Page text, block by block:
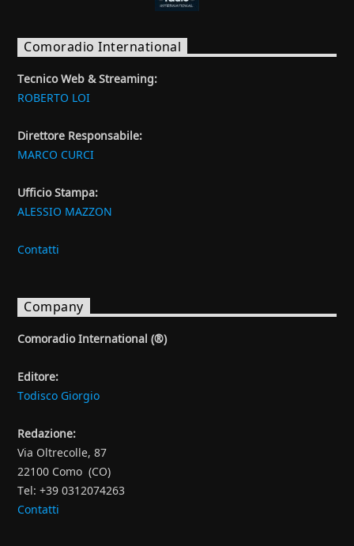
Comoradio International
Tecnico Web & Streaming:
ROBERTO LOI
Direttore Responsabile:
MARCO CURCI
Ufficio Stampa:
ALESSIO MAZZON
Contatti
Company
Comoradio International (®)
Editore:
Todisco Giorgio
Redazione:
Via Oltrecolle, 87
22100 Como (CO)
Tel: +39 0312074263
Contatti